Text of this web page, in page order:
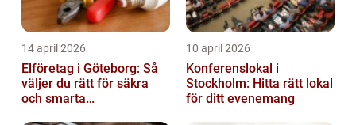
14 april 2026
Elföretag i Göteborg: Så
väljer du rätt för säkra
och smarta
10 april 2026
Konferenslokal i
Stockholm: Hitta rätt lokal
för ditt evenemang